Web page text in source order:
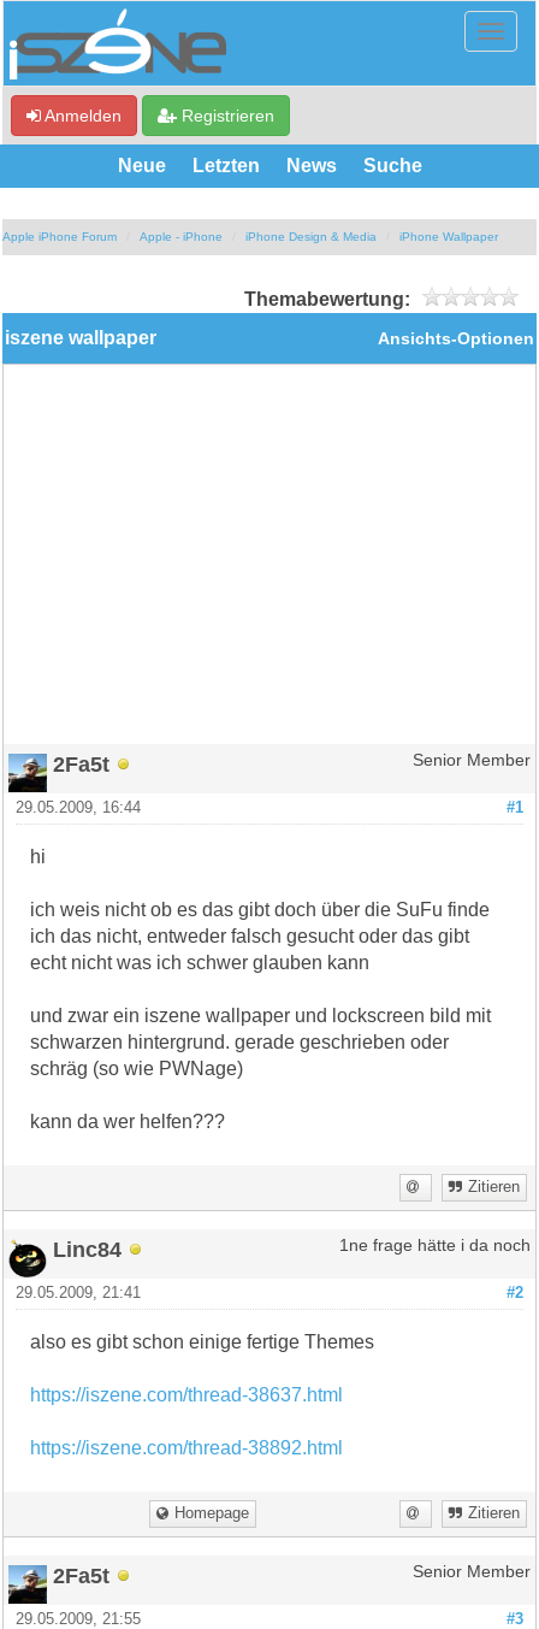
Anmelden Registrieren
Neue Letzten News Suche
Apple iPhone Forum Apple - iPhone iPhone Design & Media iPhone Wallpaper
Themabewertung:
Ansichts-Optionen
iszene wallpaper
2Fa5t Senior Member
#1
29.05.2009, 16:44
hi
ich weis nicht ob es das gibt doch über die SuFu finde
ich das nicht, entweder falsch gesucht oder das gibt
echt nicht was ich schwer glauben kann
und zwar ein iszene wallpaper und lockscreen bild mit
schwarzen hintergrund. gerade geschrieben oder
schräg (so wie PWNage)
kann da wer helfen???
Zitieren
Linc84 1ne frage hätte i da noch
#2
29.05.2009, 21:41
also es gibt schon einige fertige Themes
https://iszene.com/thread-38637.html
https://iszene.com/thread-38892.html
Homepage Zitieren
2Fa5t Senior Member
#3
29.05.2009, 21:55